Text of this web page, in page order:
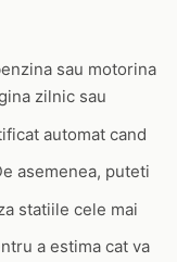
sau motorina
zilnic sau
automat cand
asemenea, puteti
statiile cele mai
a estima cat va